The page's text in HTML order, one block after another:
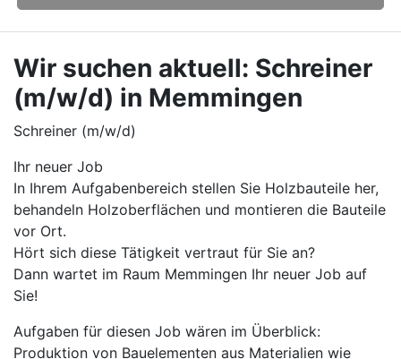
Wir suchen aktuell: Schreiner
(m/w/d) in Memmingen
Schreiner (m/w/d)
Ihr neuer Job
In Ihrem Aufgabenbereich stellen Sie Holzbauteile her,
behandeln Holzoberflächen und montieren die Bauteile
vor Ort.
Hört sich diese Tätigkeit vertraut für Sie an?
Dann wartet im Raum Memmingen Ihr neuer Job auf
Sie!
Aufgaben für diesen Job wären im Überblick:
Produktion von Bauelementen aus Materialien wie